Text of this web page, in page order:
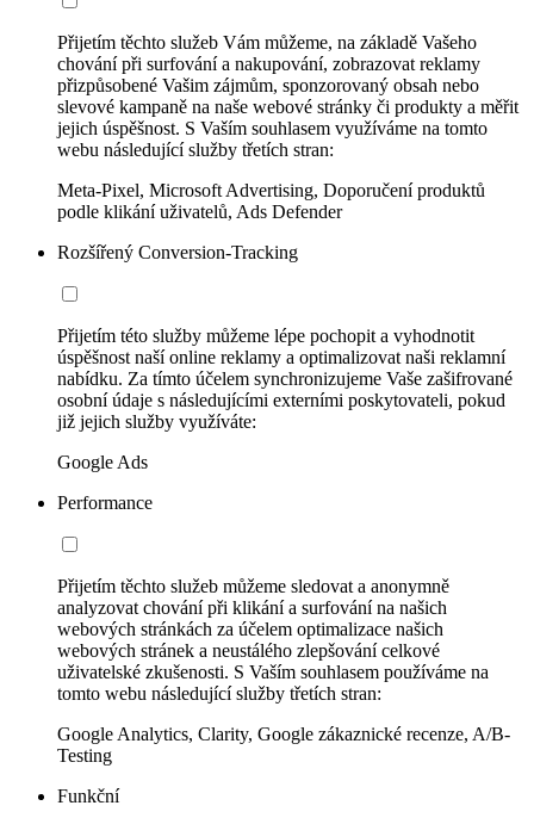
Přijetím těchto služeb Vám můžeme, na základě Vašeho
chování při surfování a nakupování, zobrazovat reklamy
přizpůsobené Vašim zájmům, sponzorovaný obsah nebo
slevové kampaně na naše webové stránky či produkty a měřit
jejich úspěšnost. S Vaším souhlasem využíváme na tomto
webu následující služby třetích stran:
Meta-Pixel, Microsoft Advertising, Doporučení produktů
podle klikání uživatelů, Ads Defender
Rozšířený Conversion-Tracking
Přijetím této služby můžeme lépe pochopit a vyhodnotit
úspěšnost naší online reklamy a optimalizovat naši reklamní
nabídku. Za tímto účelem synchronizujeme Vaše zašifrované
osobní údaje s následujícími externími poskytovateli, pokud
již jejich služby využíváte:
Google Ads
Performance
Přijetím těchto služeb můžeme sledovat a anonymně
analyzovat chování při klikání a surfování na našich
webových stránkách za účelem optimalizace našich
webových stránek a neustálého zlepšování celkové
uživatelské zkušenosti. S Vaším souhlasem používáme na
tomto webu následující služby třetích stran:
Google Analytics, Clarity, Google zákaznické recenze, A/B-
Testing
Funkční